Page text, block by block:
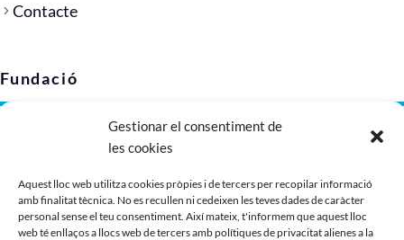
Gestionar el consentiment de
les cookies
Aquest lloc web utilitza cookies pròpies i de tercers per recopilar informació
amb finalitat tècnica. No es recullen ni cedeixen les teves dades de caràcter
personal sense el teu consentiment. Així mateix, t'informem que aquest lloc
web té enllaços a llocs web de tercers amb polítiques de privacitat alienes a la
Contacte
Fundació
Política de privacitat
Política de cookies (UE)
Imatge corporativa
Dossier de presentació